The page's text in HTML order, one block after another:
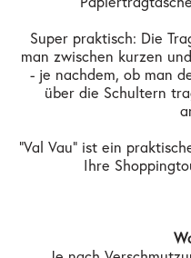
Super praktisch: Die
man zwischen kurzen
- je nachdem, ob man
über die Schultern
"Val Vau" ist ein
Ihre